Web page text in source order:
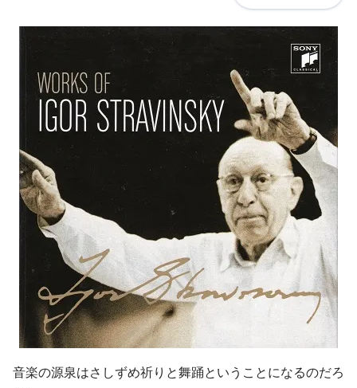
音楽の源泉はさしずめ祈りと舞踊ということになるのだろ